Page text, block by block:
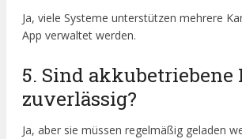
Ja, viele Systeme unterstützen mehrere
App verwaltet werden.
5. Sind akkubetriebene
zuverlässig?
Ja, aber sie müssen regelmäßig geladen